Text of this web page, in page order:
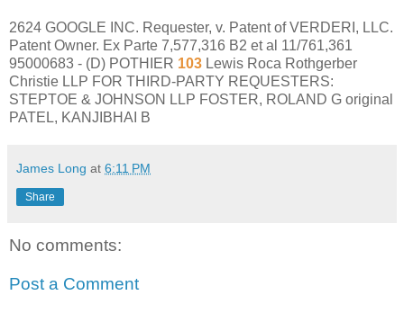
2624 GOOGLE INC. Requester, v. Patent of VERDERI, LLC.
Patent Owner. Ex Parte 7,577,316 B2 et al 11/761,361
95000683 - (D) POTHIER 103 Lewis Roca Rothgerber
Christie LLP FOR THIRD-PARTY REQUESTERS:
STEPTOE & JOHNSON LLP FOSTER, ROLAND G original
PATEL, KANJIBHAI B
James Long at 6:11 PM
Share
No comments:
Post a Comment